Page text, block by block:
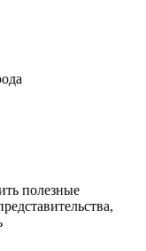
полезные